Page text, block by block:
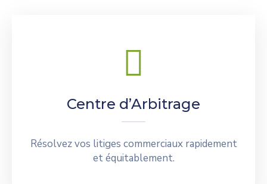
Centre d’Arbitrage
Résolvez vos litiges commerciaux rapidement
et équitablement.